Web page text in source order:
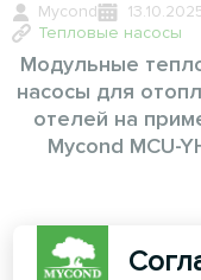
Mycond
Тепловые насосы
Модульные
насосы для
отелей на
Mycond MCU-